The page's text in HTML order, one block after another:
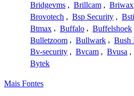
Bridgevms , Brillcam , Briwax
Brovotech , Bsp Security , Bsti
Btmax , Buffalo , Buffelshoek
Bulletzoom , Bullwark , Bush
Bv-security , Bvcam , Bvusa ,
Bytek
Mais Fontes